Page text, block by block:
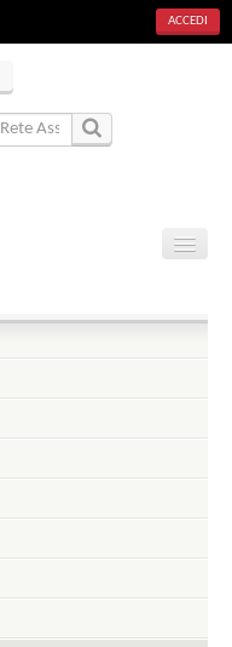
ACCEDI